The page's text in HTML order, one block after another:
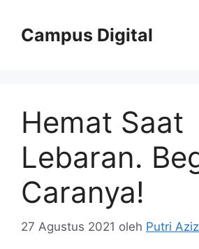
Campus Digital
Hemat Saat
Lebaran.
Caranya!
27 Agustus 2021 oleh Putri